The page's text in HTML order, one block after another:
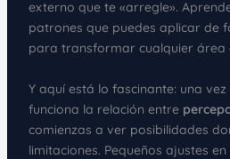
externo que te «arregle».
patrones que puedes aplicar de
para transformar cualquier área
Y aquí está lo fascinante: una
funciona la relación entre
comienzas a ver posibilidades
limitaciones. Pequeños ajustes